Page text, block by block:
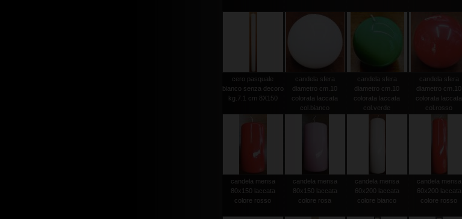
cero pasquale
bianco senza decoro
kg.7.1 cm 8X150
candela sfera
diametro cm.10
colorata laccata
col.bianco
candela sfera
diametro cm.10
colorata laccata
col.verde
candela sfera
diametro cm.10
colorata laccata
col.rosso
candela mensa
80x150 laccata
colore rosso
candela mensa
80x150 laccata
colore rosa
candela mensa
60x200 laccata
colore bianco
candela mensa
60x200 laccata
colore rosso